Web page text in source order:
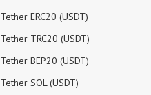
Tether ERC20 (USDT)
Tether TRC20 (USDT)
Tether BEP20 (USDT)
Tether SOL (USDT)